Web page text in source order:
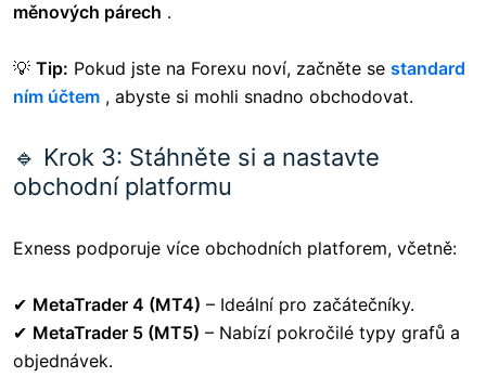
měnových párech .
💡 Tip: Pokud jste na Forexu noví, začněte se standard
ním účtem , abyste si mohli snadno obchodovat.
🔹 Krok 3: Stáhněte si a nastavte
obchodní platformu
Exness podporuje více obchodních platforem, včetně:
✔ MetaTrader 4 (MT4) – Ideální pro začátečníky.
✔ MetaTrader 5 (MT5) – Nabízí pokročilé typy grafů a
objednávek.